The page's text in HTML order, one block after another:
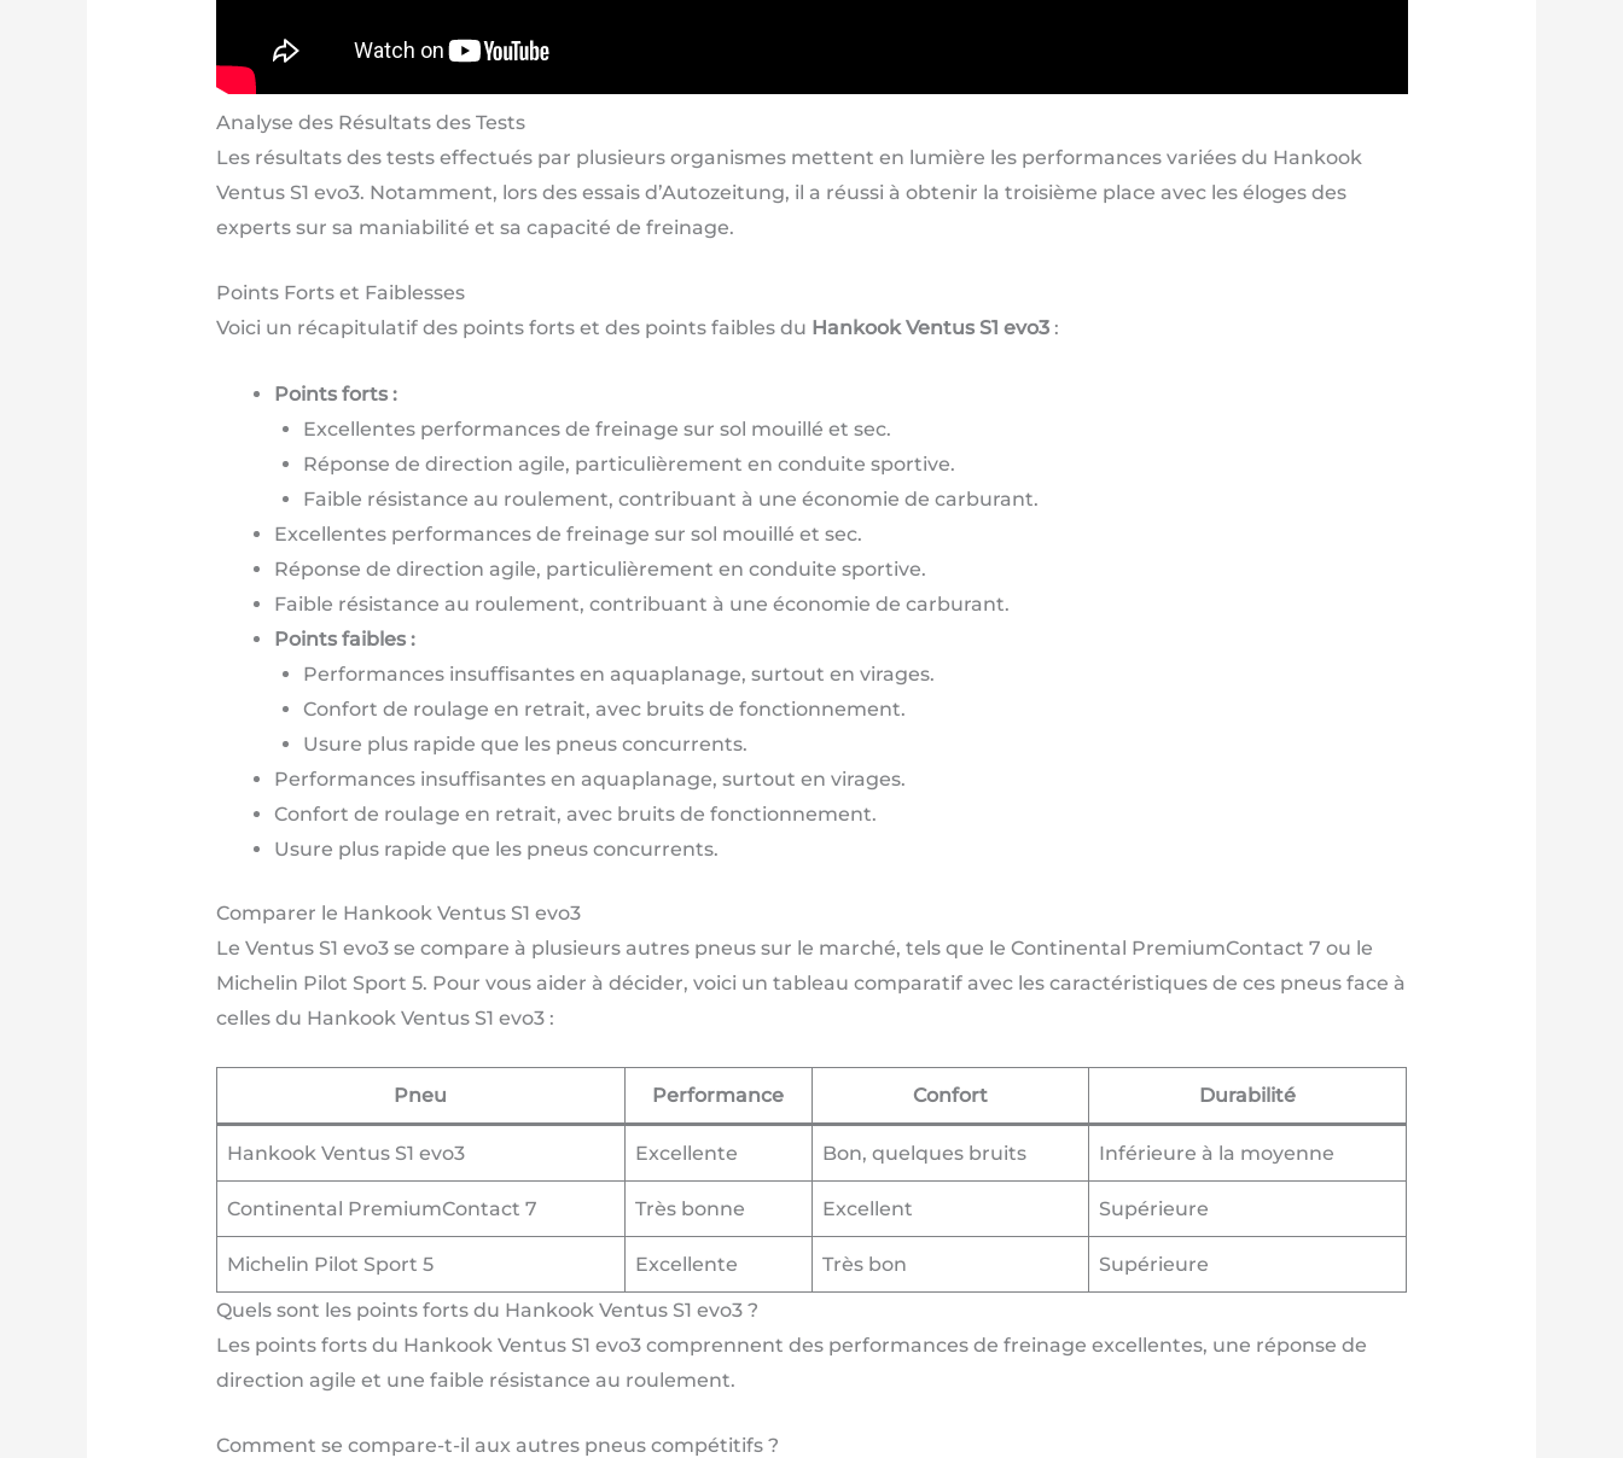
Analyse des Résultats des Tests
Les résultats des tests effectués par plusieurs organismes mettent en lumière les performances variées du Hankook
Ventus S1 evo3. Notamment, lors des essais d’Autozeitung, il a réussi à obtenir la troisième place avec les éloges des
experts sur sa maniabilité et sa capacité de freinage.
Points Forts et Faiblesses
Voici un récapitulatif des points forts et des points faibles du Hankook Ventus S1 evo3:
Points forts :
Excellentes performances de freinage sur sol mouillé et sec.
Réponse de direction agile, particulièrement en conduite sportive.
Faible résistance au roulement, contribuant à une économie de carburant.
Excellentes performances de freinage sur sol mouillé et sec.
Réponse de direction agile, particulièrement en conduite sportive.
Faible résistance au roulement, contribuant à une économie de carburant.
Points faibles :
Performances insuffisantes en aquaplanage, surtout en virages.
Confort de roulage en retrait, avec bruits de fonctionnement.
Usure plus rapide que les pneus concurrents.
Performances insuffisantes en aquaplanage, surtout en virages.
Confort de roulage en retrait, avec bruits de fonctionnement.
Usure plus rapide que les pneus concurrents.
Comparer le Hankook Ventus S1 evo3
Le Ventus S1 evo3 se compare à plusieurs autres pneus sur le marché, tels que le Continental PremiumContact 7 ou le
Michelin Pilot Sport 5. Pour vous aider à décider, voici un tableau comparatif avec les caractéristiques de ces pneus face à
celles du Hankook Ventus S1 evo3 :
Pneu Performance Confort Durabilité
Hankook Ventus S1 evo3 Excellente Bon, quelques bruits Inférieure à la moyenne
Continental PremiumContact 7 Très bonne Excellent Supérieure
Michelin Pilot Sport 5 Excellente Très bon
Supérieure
Quels sont les points forts du Hankook Ventus S1 evo3 ?
Les points forts du Hankook Ventus S1 evo3 comprennent des performances de freinage excellentes, une réponse de
direction agile et une faible résistance au roulement.
Comment se compare-t-il aux autres pneus compétitifs ?